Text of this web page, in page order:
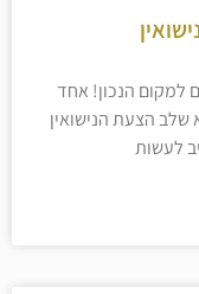
למקום הנכון! אחד
שלב הצעת הנישואין
לעשות